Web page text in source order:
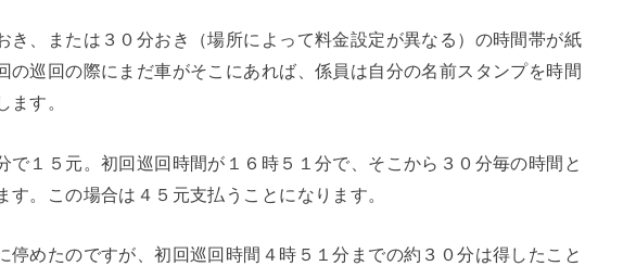
き、または３０分おき（場所によって料金設定が異なる）の時間帯が紙
の巡回の際にまだ車がそこにあれば、係員は自分の名前スタンプを時間
す。
で１５元。初回巡回時間が１６時５１分で、そこから３０分毎の時間と
す。この場合は４５元支払うことになります。
停めたのですが、初回巡回時間４時５１分までの約３０分は得したこと